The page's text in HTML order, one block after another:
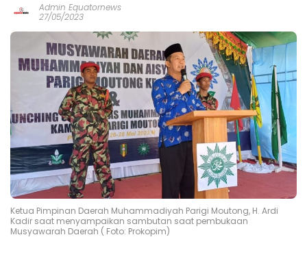
Admin Equatornews
27/05/2023
Ketua Pimpinan Daerah Muhammadiyah Parigi Moutong, H. Ardi
Kadir saat menyampaikan sambutan saat pembukaan
Musyawarah Daerah ( Foto: Prokopim)